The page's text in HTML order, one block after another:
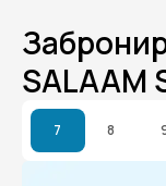
SALAAM
7 8